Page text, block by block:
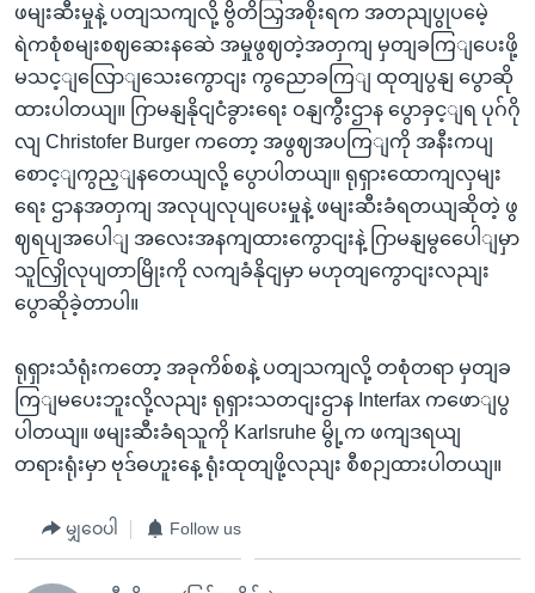
ဖမျးဆီးမှုနဲ့ ပတျသကျလို့ ဗွိတိသြှအစိုးရက အတညျပွုပမေဲ့
ရဲကစုံစမျးစဈဆေးနဆေဲ အမှုဖွဈတဲ့အတှကျ မှတျခကြျပေးဖို့
မသင့ျလြောျသေးကွောငျး ကွညောခကြျ ထုတျပွနျ ပွောဆို
ထားပါတယျ။ ဂြာမနျနိုငျငံခွားရေး ဝနျကွီးဌာန ပွောခှင့ျရ ပုဂ်ဂို
လျ Christofer Burger ကတော့ အဖွဈအပကြျကို အနီးကပျ
စောင့ျကွည့ျနတေယျလို့ ပွောပါတယျ။ ရုရှားထောကျလှမျး
ရေး ဌာနအတှကျ အလုပျလုပျပေးမှုနဲ့ ဖမျးဆီးခံရတယျဆိုတဲ့ ဖွ
ဈရပျအပေါျ အလေးအနကျထားကွောငျးနဲ့ ဂြာမနျမွပေေါျမှာ
သူလြှိုလုပျတာမြိုးကို လကျခံနိုငျမှာ မဟုတျကွောငျးလညျး
ပွောဆိုခဲ့တာပါ။
ရုရှားသံရုံးကတော့ အခုကိစ်စနဲ့ ပတျသကျလို့ တစုံတရာ မှတျခ
ကြျမပေးဘူးလို့လညျး ရုရှားသတငျးဌာန Interfax ကဖောျပွ
ပါတယျ။ ဖမျးဆီးခံရသူကို Karlsruhe မွို့က ဖကျဒရယျ
တရားရုံးမှာ ဗုဒ်ဓဟူးနေ့ ရုံးထုတျဖို့လညျး စီစဉျထားပါတယျ။
မျှဝေပါ Follow us